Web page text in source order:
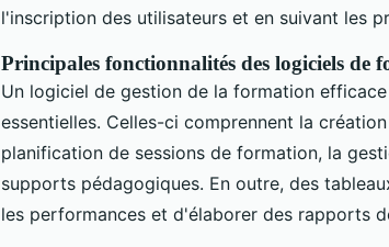
l'inscription des utilisateurs et en suivant les
Principales fonctionnalités des logiciels de
Un logiciel de gestion de la formation
essentielles. Celles-ci comprennent la
planification de sessions de formation, la
supports pédagogiques. En outre, des
les performances et d'élaborer des rapports